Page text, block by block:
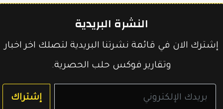
على
تويتر
في
الفيسبوك
على
لينكد
إن
النشرة البريدية
إشترك الان في قائمة نشرتنا البريدية لتصلك اخر اخبار
وتقارير فوكس حلب الحصرية.
إشتراك